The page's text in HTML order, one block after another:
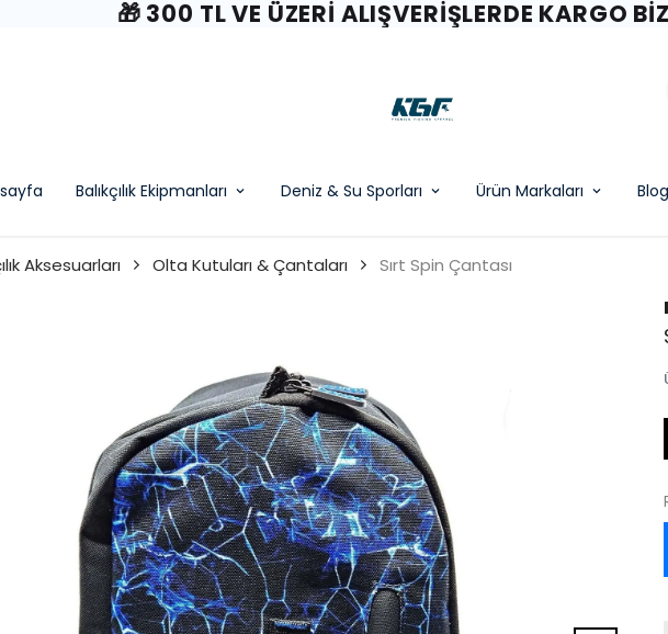
🎁 300 TL VE ÜZERI ALIŞVERIŞLERDE KARGO
Balıkçılık Ekipmanları Deniz & Su Sporları Ürün Markaları
Aksesuarları Olta Kutuları & Çantaları Sırt Spin Çantası